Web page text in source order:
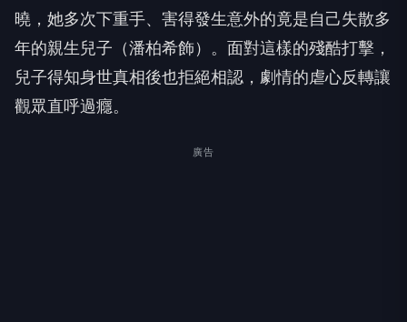
年的親生兒子（潘柏希飾）。面對這樣的殘酷打擊，
兒子得知身世真相後也拒絕相認，劇情的虐心反轉讓
觀眾直呼過癮。